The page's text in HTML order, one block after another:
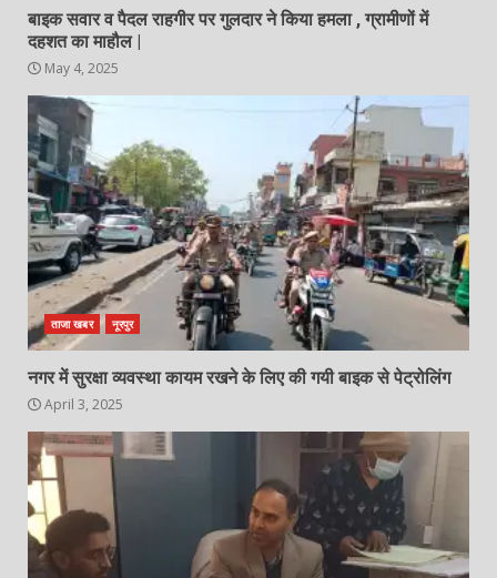
बाइक सवार व पैदल राहगीर पर गुलदार ने किया हमला , ग्रामीणों में
दहशत का माहौल |
May 4, 2025
ताजा खबर नूरपुर
नगर में सुरक्षा व्यवस्था कायम रखने के लिए की गयी बाइक से पेट्रोलिंग
April 3, 2025